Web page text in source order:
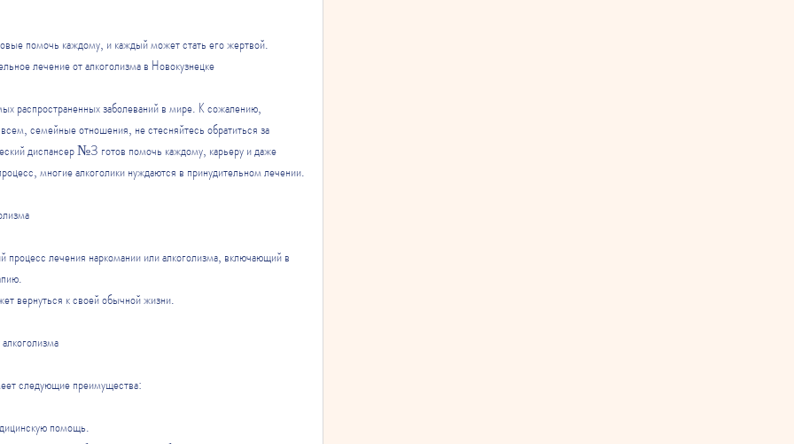
лечение от алкоголизма в Новокузнецке
распространенных заболеваний в мире. К сожалению,
семейные отношения, не стесняйтесь обратиться за
диспансер №3 готов помочь каждому, карьеру и даже
многие алкоголики нуждаются в принудительном лечении.
лечения наркомании или алкоголизма, включающий в
вернуться к своей обычной жизни.
следующие преимущества:
помощь.